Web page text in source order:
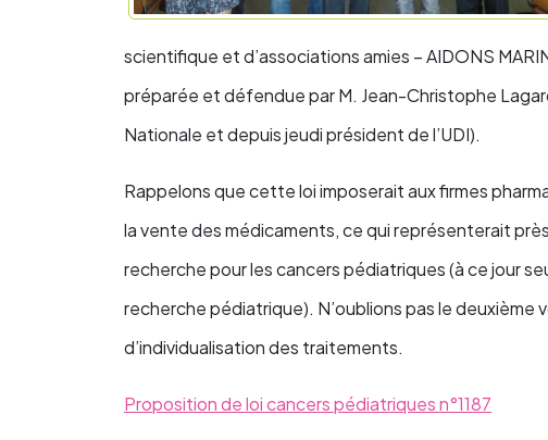
scientifique et d’associations amies – AIDONS
préparée et défendue par M. Jean-Christophe
Nationale et depuis jeudi président de l’UDI).
Rappelons que cette loi imposerait aux firmes
la vente des médicaments, ce qui représenterait
recherche pour les cancers pédiatriques (à ce jour
recherche pédiatrique). N’oublions pas le
d’individualisation des traitements.
Proposition de loi cancers pédiatriques n°1187